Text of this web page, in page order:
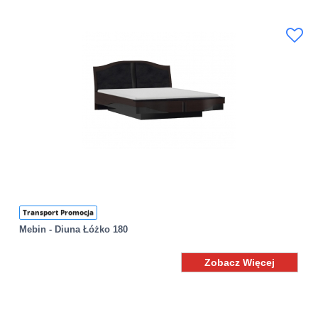
Transport Promocja
Mebin - Diuna Łóżko 180
Zobacz Więcej